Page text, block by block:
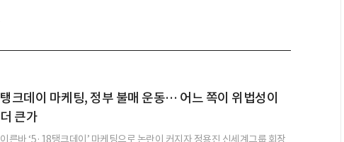
탱크데이 마케팅, 정부 불매 운동… 어느 쪽이 위법성이
더 큰가
이른바 ‘5·18탱크데이’ 마케팅으로 논란이 커지자 정용진 신세계그룹 회장